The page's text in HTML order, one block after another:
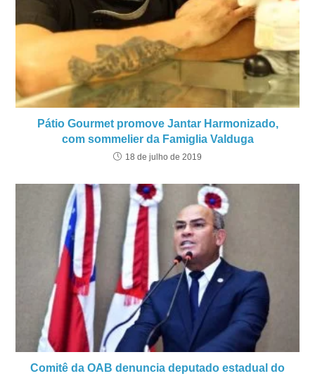
Pátio Gourmet promove Jantar Harmonizado,
com sommelier da Famiglia Valduga
18 de julho de 2019
Comitê da OAB denuncia deputado estadual do